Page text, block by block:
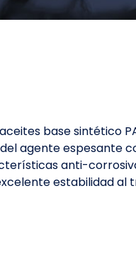
base sintético
agente espesante
anti-
estabilidad al